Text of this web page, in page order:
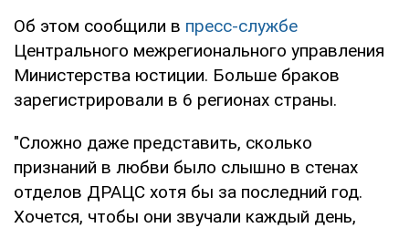
Об этом сообщили в пресс-службе
Центрального межрегионального управления
Министерства юстиции. Больше браков
зарегистрировали в 6 регионах страны.
"Сложно даже представить, сколько
признаний в любви было слышно в стенах
отделов ДРАЦС хотя бы за последний год.
Хочется, чтобы они звучали каждый день,